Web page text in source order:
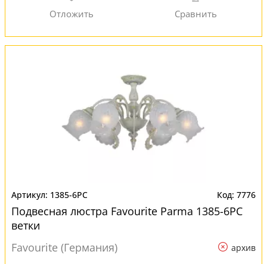
1385-6PC 7776
Подвесная люстра Favourite Parma 1385-6PC
ветки
Favourite (Германия)
архив